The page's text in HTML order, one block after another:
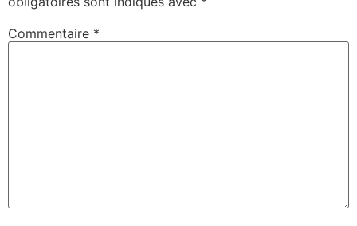
Commentaire *